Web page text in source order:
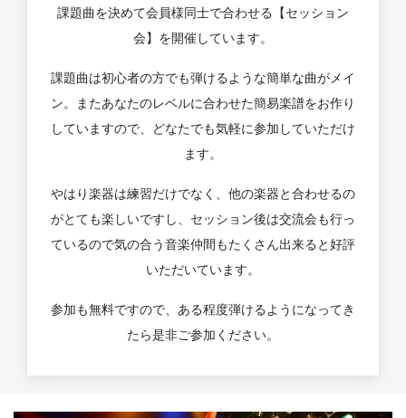
課題曲を決めて会員様同士で合わせる【セッション
会】を開催しています。
課題曲は初心者の方でも弾けるような簡単な曲がメイ
ン。またあなたのレベルに合わせた簡易楽譜をお作り
していますので、どなたでも気軽に参加していただけ
ます。
やはり楽器は練習だけでなく、他の楽器と合わせるの
がとても楽しいですし、セッション後は交流会も行っ
ているので気の合う音楽仲間もたくさん出来ると好評
いただいています。
参加も無料ですので、ある程度弾けるようになってき
たら是非ご参加ください。